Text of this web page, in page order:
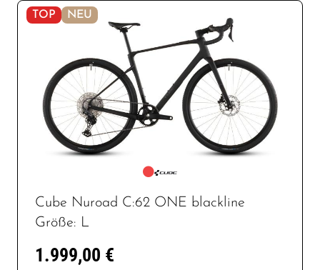
TOP NEU
Cube Nuroad C:62 ONE blackline
Größe: L
1.999,00 €